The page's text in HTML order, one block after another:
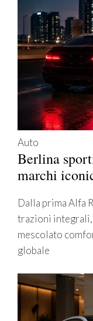
Auto
Berlina
marchi
Dalla prima Alfa
trazioni integrali,
mescolato
globale